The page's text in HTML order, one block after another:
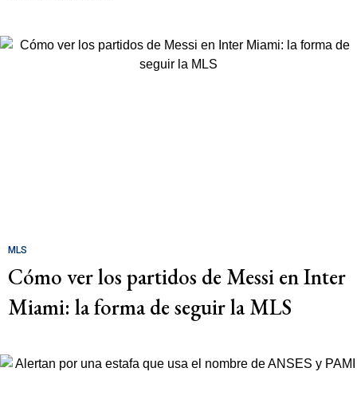
MLS
Cómo ver los partidos de Messi en Inter
Miami: la forma de seguir la MLS